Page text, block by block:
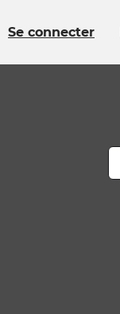
Se connecter